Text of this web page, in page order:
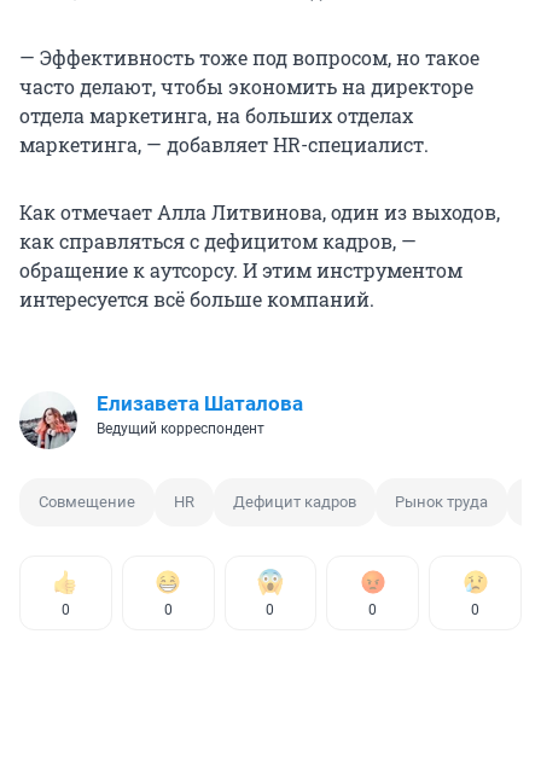
— Эффективность тоже под вопросом, но такое
часто делают, чтобы экономить на директоре
отдела маркетинга, на больших отделах
маркетинга, — добавляет HR-специалист.
Как отмечает Алла Литвинова, один из выходов,
как справляться с дефицитом кадров, —
обращение к аутсорсу. И этим инструментом
интересуется всё больше компаний.
Елизавета Шаталова
Ведущий корреспондент
Совмещение HR Дефицит кадров Рынок труда
0 0 0 0 0